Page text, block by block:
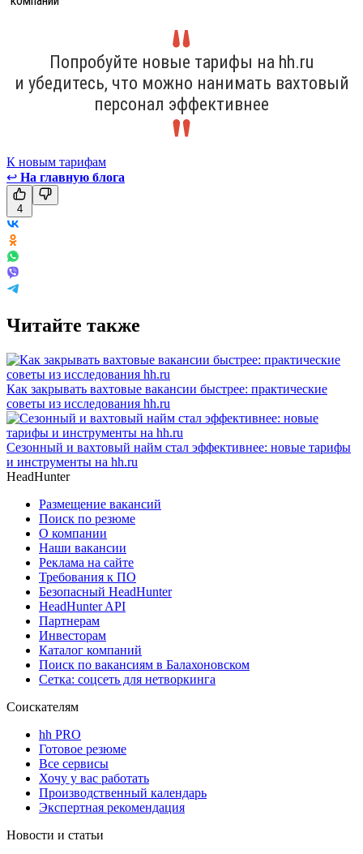
Попробуйте новые тарифы на hh.ru
и убедитесь, что можно нанимать вахтовый
персонал эффективнее
К новым тарифам
↩ На главную блога
4
Читайте также
Как закрывать вахтовые вакансии быстрее: практические
советы из исследования hh.ru
Сезонный и вахтовый найм стал эффективнее: новые тарифы
и инструменты на hh.ru
HeadHunter
Размещение вакансий
Поиск по резюме
О компании
Наши вакансии
Реклама на сайте
Требования к ПО
Безопасный HeadHunter
HeadHunter API
Партнерам
Инвесторам
Каталог компаний
Поиск по вакансиям в Балахоновском
Сетка: соцсеть для нетворкинга
Соискателям
hh PRO
Готовое резюме
Все сервисы
Хочу у вас работать
Производственный календарь
Экспертная рекомендация
Новости и статьи